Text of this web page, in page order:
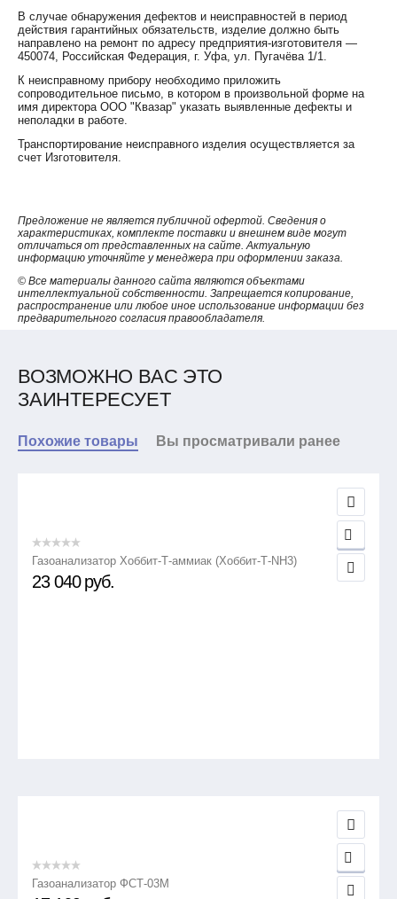
В случае обнаружения дефектов и неисправностей в период
действия гарантийных обязательств, изделие должно быть
направлено на ремонт по адресу предприятия-изготовителя —
450074, Российская Федерация, г. Уфа, ул. Пугачёва 1/1.
К неисправному прибору необходимо приложить
сопроводительное письмо, в котором в произвольной форме на
имя директора ООО "Квазар" указать выявленные дефекты и
неполадки в работе.
Транспортирование неисправного изделия осуществляется за
счет Изготовителя.
Предложение не является публичной офертой. Сведения о
характеристиках, комплекте поставки и внешнем виде могут
отличаться от представленных на сайте. Актуальную
информацию уточняйте у менеджера при оформлении заказа.
© Все материалы данного сайта являются объектами
интеллектуальной собственности. Запрещается копирование,
распространение или любое иное использование информации без
предварительного согласия правообладателя.
ВОЗМОЖНО ВАС ЭТО
ЗАИНТЕРЕСУЕТ
Похожие товары Вы просматривали ранее
Газоанализатор Хоббит-Т-аммиак (Хоббит-Т-NH3)
23 040 руб.
Газоанализатор ФСТ-03М